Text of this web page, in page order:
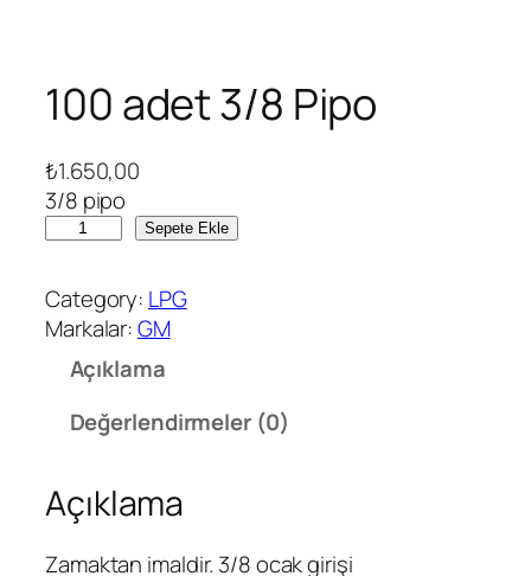
100 adet 3/8 Pipo
₺1.650,00
3/8 pipo
0
a
d
8
P
i
Sepete Ekle
Category: LPG
Markalar:GM
Açıklama
Değerlendirmeler (0)
Açıklama
Zamaktan imaldir. 3/8 ocak girişi